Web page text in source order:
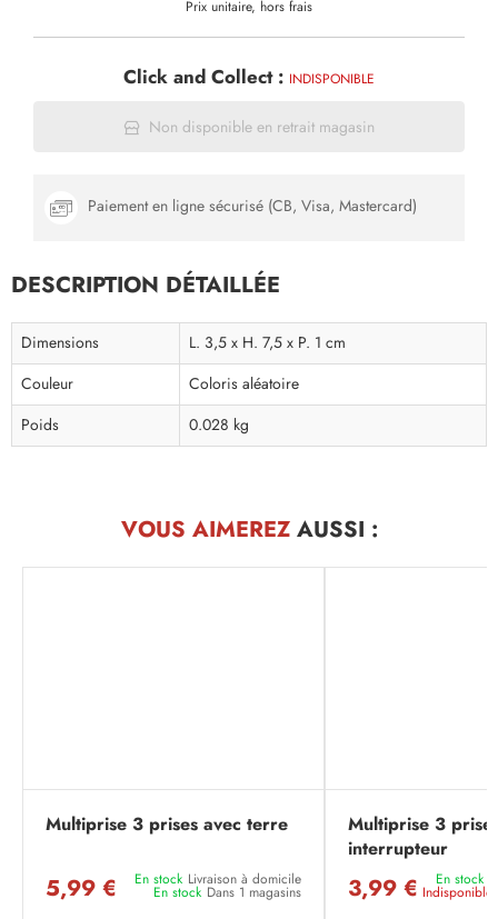
Prix unitaire, hors frais
Click and Collect : INDISPONIBLE
Non disponible en retrait magasin
Paiement en ligne sécurisé (CB, Visa, Mastercard)
DESCRIPTION DÉTAILLÉE
Dimensions
L. 3,5 x H. 7,5 x P. 1 cm
Couleur
Coloris aléatoire
Poids
0.028 kg
VOUS AIMEREZAUSSI :
Multiprise 3 prises avec terre
5,99 € En stock Livraison à domicile
En stock Dans 1 magasins
Multiprise 3
interrupteur
3,99 € En stock
Indisponible